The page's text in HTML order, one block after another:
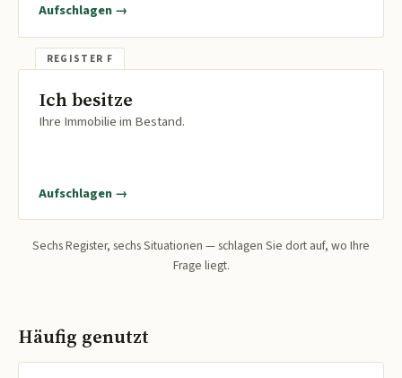
Aufschlagen →
Ich besitze
Ihre Immobilie im Bestand.
Aufschlagen →
Sechs Register, sechs Situationen — schlagen Sie dort auf, wo Ihre
Frage liegt.
Häufig genutzt